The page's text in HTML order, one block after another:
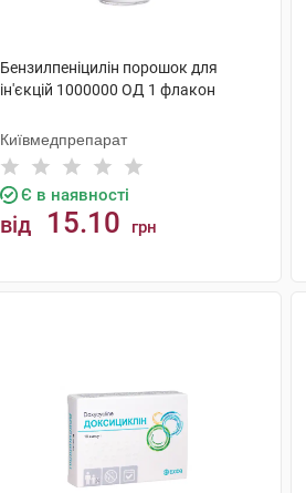
Бензилпеніцилін порошок для
ін'єкцій 1000000 ОД 1 флакон
Київмедпрепарат
Є в наявності
від 15.10 грн